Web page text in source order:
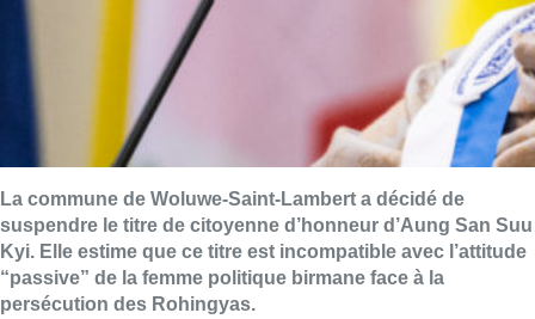
La commune de Woluwe-Saint-Lambert a décidé de
suspendre le titre de citoyenne d’honneur d’Aung San Suu
Kyi. Elle estime que ce titre est incompatible avec l’attitude
“passive” de la femme politique birmane face à la
persécution des Rohingyas.